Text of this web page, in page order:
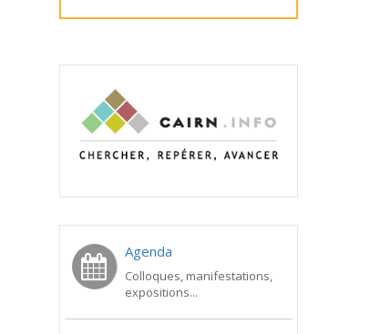
Agenda
Colloques, manifestations,
expositions...